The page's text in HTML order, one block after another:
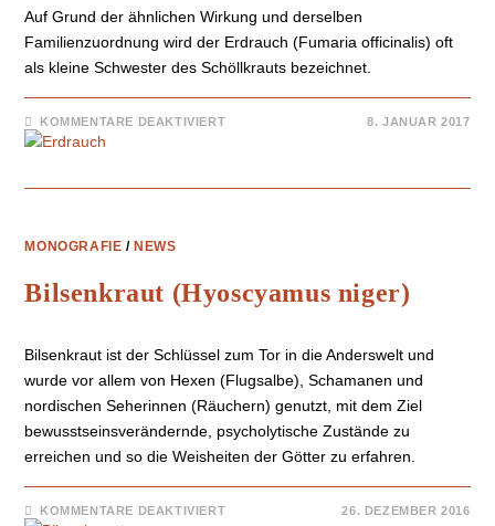
Auf Grund der ähnlichen Wirkung und derselben
Familienzuordnung wird der Erdrauch (Fumaria officinalis) oft
als kleine Schwester des Schöllkrauts bezeichnet.
KOMMENTARE DEAKTIVIERT 8. JANUAR 2017
MONOGRAFIE / NEWS
Bilsenkraut (Hyoscyamus niger)
Bilsenkraut ist der Schlüssel zum Tor in die Anderswelt und
wurde vor allem von Hexen (Flugsalbe), Schamanen und
nordischen Seherinnen (Räuchern) genutzt, mit dem Ziel
bewusstseinsverändernde, psycholytische Zustände zu
erreichen und so die Weisheiten der Götter zu erfahren.
KOMMENTARE DEAKTIVIERT 26. DEZEMBER 2016